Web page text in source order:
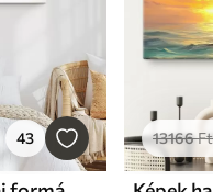
43 13166Ft